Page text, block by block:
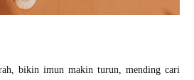
bikin imun makin turun, mending cari